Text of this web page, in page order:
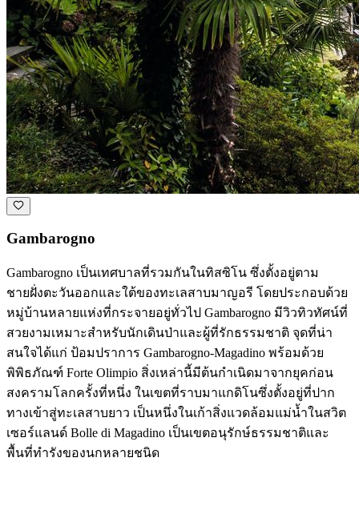
Gambarogno
Gambarogno เป็นเทศบาลที่รวมกันในทิสซิโน ซึ่งตั้งอยู่ตาม
ชายฝั่งตะวันออกและใต้ของทะเลสาบมาญอรี โดยประกอบด้วย
หมู่บ้านหลายแห่งที่กระจายอยู่ทั่วไป Gambarogno มีวิวทิวทัศน์ที่
สวยงามเหมาะสำหรับนักเดินป่าและผู้ที่รักธรรมชาติ จุดที่น่า
สนใจได้แก่ ป้อมปราการ Gambarogno-Magadino พร้อมด้วย
พิพิธภัณฑ์ Forte Olimpio สิ่งเหล่านี้มีต้นกำเนิดมาจากยุคก่อน
สงครามโลกครั้งที่หนึ่ง ในเขตที่ราบมาแกดิโนซึ่งตั้งอยู่ที่ปาก
ทางเข้าสู่ทะเลสาบยาว เป็นหนึ่งในเก้าสิ่งแวดล้อมแม่น้ำในสวิต
เซอร์แลนด์ Bolle di Magadino เป็นเขตอนุรักษ์ธรรมชาติและ
พื้นที่ทำรังของนกหลายชนิด